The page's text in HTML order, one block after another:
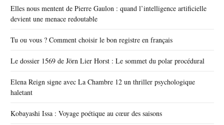
Elles nous mentent de Pierre Gaulon : quand l’intelligence artificielle
devient une menace redoutable
Tu ou vous ? Comment choisir le bon registre en français
Le dossier 1569 de Jörn Lier Horst : Le sommet du polar procédural
Elena Reign signe avec La Chambre 12 un thriller psychologique
haletant
Kobayashi Issa : Voyage poétique au cœur des saisons